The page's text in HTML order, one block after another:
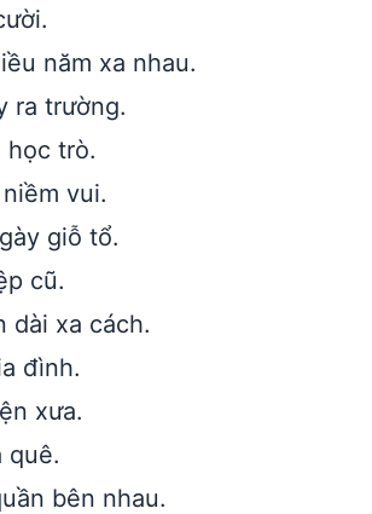
năm xa nhau.
ra trường.
học trò.
vui.
giỗ tổ.
cũ.
dài xa cách.
đình.
xưa.
quê.
bên nhau.